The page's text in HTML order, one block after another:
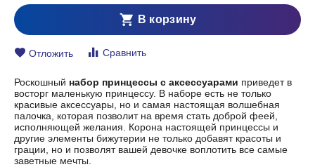
В корзину
Отложить Сравнить
Роскошный набор принцессы с аксессуарами приведет в
восторг маленькую принцессу. В наборе есть не только
красивые аксессуары, но и самая настоящая волшебная
палочка, которая позволит на время стать доброй феей,
исполняющей желания. Корона настоящей принцессы и
другие элементы бижутерии не только добавят красоты и
грации, но и позволят вашей девочке воплотить все самые
заветные мечты.